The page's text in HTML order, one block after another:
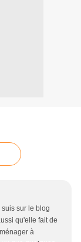
sur le blog
qu'elle fait de
à